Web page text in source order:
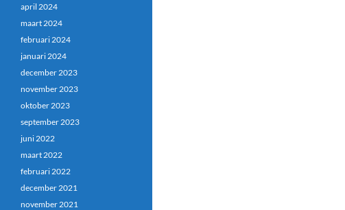
april 2024
maart 2024
februari 2024
januari 2024
december 2023
november 2023
oktober 2023
september 2023
juni 2022
maart 2022
februari 2022
december 2021
november 2021